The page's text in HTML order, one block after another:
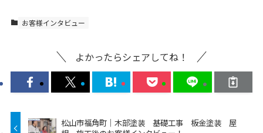
お客様インタビュー
よかったらシェアしてね！
松山市福角町｜木部塗装 基礎工事 板金塗装 屋